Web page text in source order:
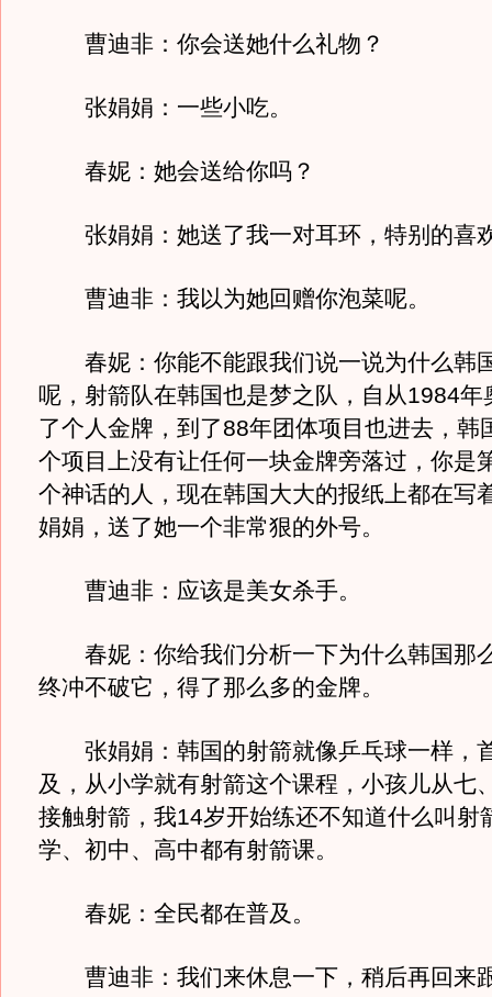
曹迪非：你会送她什么礼物？
张娟娟：一些小吃。
春妮：她会送给你吗？
张娟娟：她送了我一对耳环，特别的喜
曹迪非：我以为她回赠你泡菜呢。
春妮：你能不能跟我们说一说为什么韩
呢，射箭队在韩国也是梦之队，自从1984年
了个人金牌，到了88年团体项目也进去，韩
个项目上没有让任何一块金牌旁落过，你是
个神话的人，现在韩国大大的报纸上都在写
娟娟，送了她一个非常狠的外号。
曹迪非：应该是美女杀手。
春妮：你给我们分析一下为什么韩国那
终冲不破它，得了那么多的金牌。
张娟娟：韩国的射箭就像乒乓球一样，
及，从小学就有射箭这个课程，小孩儿从七
接触射箭，我14岁开始练还不知道什么叫射
学、初中、高中都有射箭课。
春妮：全民都在普及。
曹迪非：我们来休息一下，稍后再回来